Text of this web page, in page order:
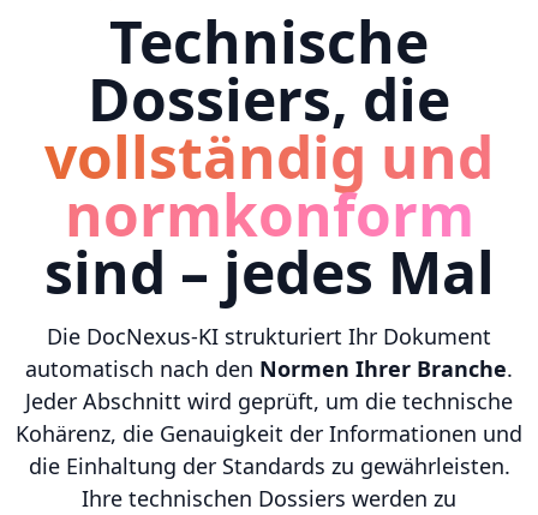
Technische
Dossiers, die
vollständig und
normkonform
sind – jedes Mal
Die DocNexus-KI strukturiert Ihr Dokument
automatisch nach den Normen Ihrer Branche.
Jeder Abschnitt wird geprüft, um die technische
Kohärenz, die Genauigkeit der Informationen und
die Einhaltung der Standards zu gewährleisten.
Ihre technischen Dossiers werden zu